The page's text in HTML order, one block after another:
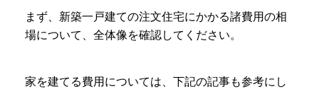
まず、新築一戸建ての注文住宅にかかる諸費用の相
場について、全体像を確認してください。
家を建てる費用については、下記の記事も参考にし